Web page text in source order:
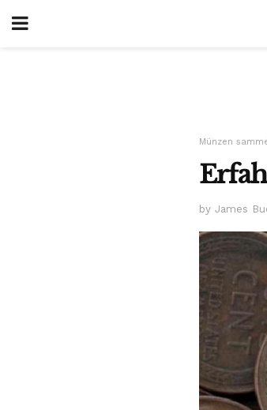
Münzen
by James